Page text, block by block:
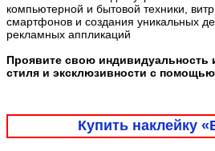
компьютерной и бытовой техники,
смартфонов и создания уникальных
рекламных аппликаций
Проявите свою индивидуальность
стиля и эксклюзивности с
Купить наклейку